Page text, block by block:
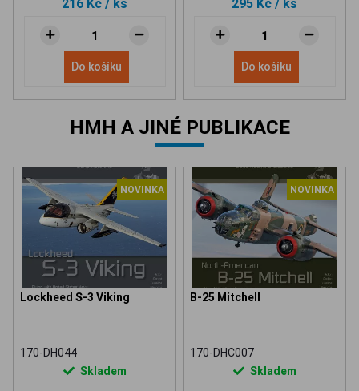
216 Kč / ks
Do košíku
295 Kč / ks
Do košíku
HMH A JINÉ PUBLIKACE
NOVINKA
Lockheed S-3 Viking
170-DH044
Skladem
NOVINKA
B-25 Mitchell
170-DHC007
Skladem